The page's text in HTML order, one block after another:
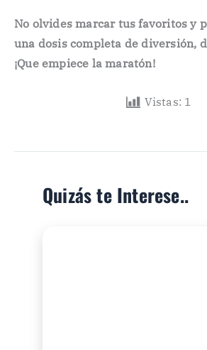
No olvides marcar tus favoritos y
una dosis completa de diversión,
¡Que empiece la maratón!
Vistas: 1
Quizás te Interese..